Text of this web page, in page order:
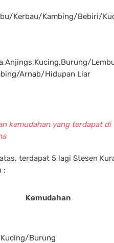
Kerbau/Kambing/Bebiri/
Arnab/Hidupan Liar
kemudahan yang terdapat di
terdapat 5 lagi Stesen
:
Kemudahan
Burung